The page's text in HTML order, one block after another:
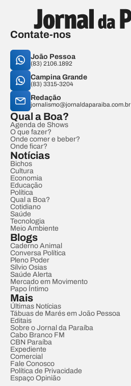
Contate-nos
João Pessoa
(83) 2106.1892
Campina Grande
(83) 3315-3204
Redação
jornalismo@jornaldaparaiba.com.br
Qual a Boa?
Agenda de Shows
O que fazer?
Onde comer e beber?
Onde ficar?
Notícias
Bichos
Cultura
Economia
Educação
Política
Qual a Boa?
Cotidiano
Saúde
Tecnologia
Meio Ambiente
Blogs
Caderno Animal
Conversa Política
Pleno Poder
Sílvio Osias
Saúde Alerta
Mercado em Movimento
Papo Íntimo
Mais
Últimas Notícias
Tábuas de Marés em João Pessoa
Editais
Sobre o Jornal da Paraíba
Cabo Branco FM
CBN Paraíba
Expediente
Comercial
Fale Conosco
Política de Privacidade
Espaço Opinião